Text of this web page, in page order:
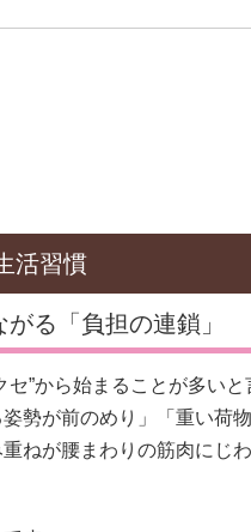
活習慣
る「負担の連鎖」
”から始まることが多いと
勢が前のめり」「重い荷
ねが腰まわりの筋肉にじ